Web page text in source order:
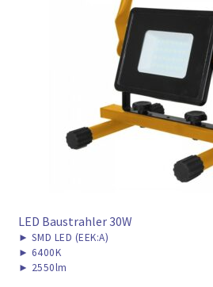
LED Baustrahler 30W
► SMD LED (EEK:A)
► 6400K
► 2550lm